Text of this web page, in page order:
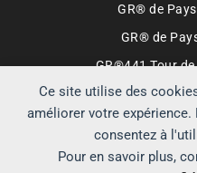
Ce site utilise des
améliorer votre
consentez à
Pour en savoir plus,
GR® de
GR® de
GR®441 Tour
Partenaires qui
Boutique